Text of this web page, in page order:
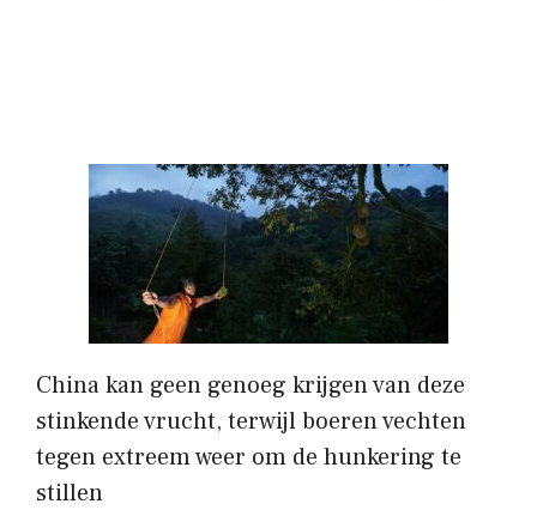
China kan geen genoeg krijgen van deze
stinkende vrucht, terwijl boeren vechten
tegen extreem weer om de hunkering te
stillen